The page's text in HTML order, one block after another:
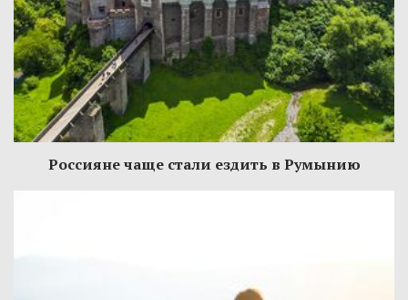
Россияне чаще стали ездить в Румынию